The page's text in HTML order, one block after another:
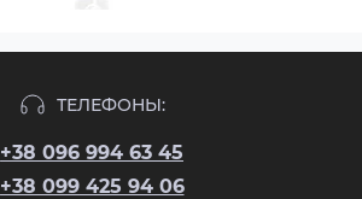
ТЕЛЕФОНЫ:
+38 096 994 63 45
+38 099 425 94 06